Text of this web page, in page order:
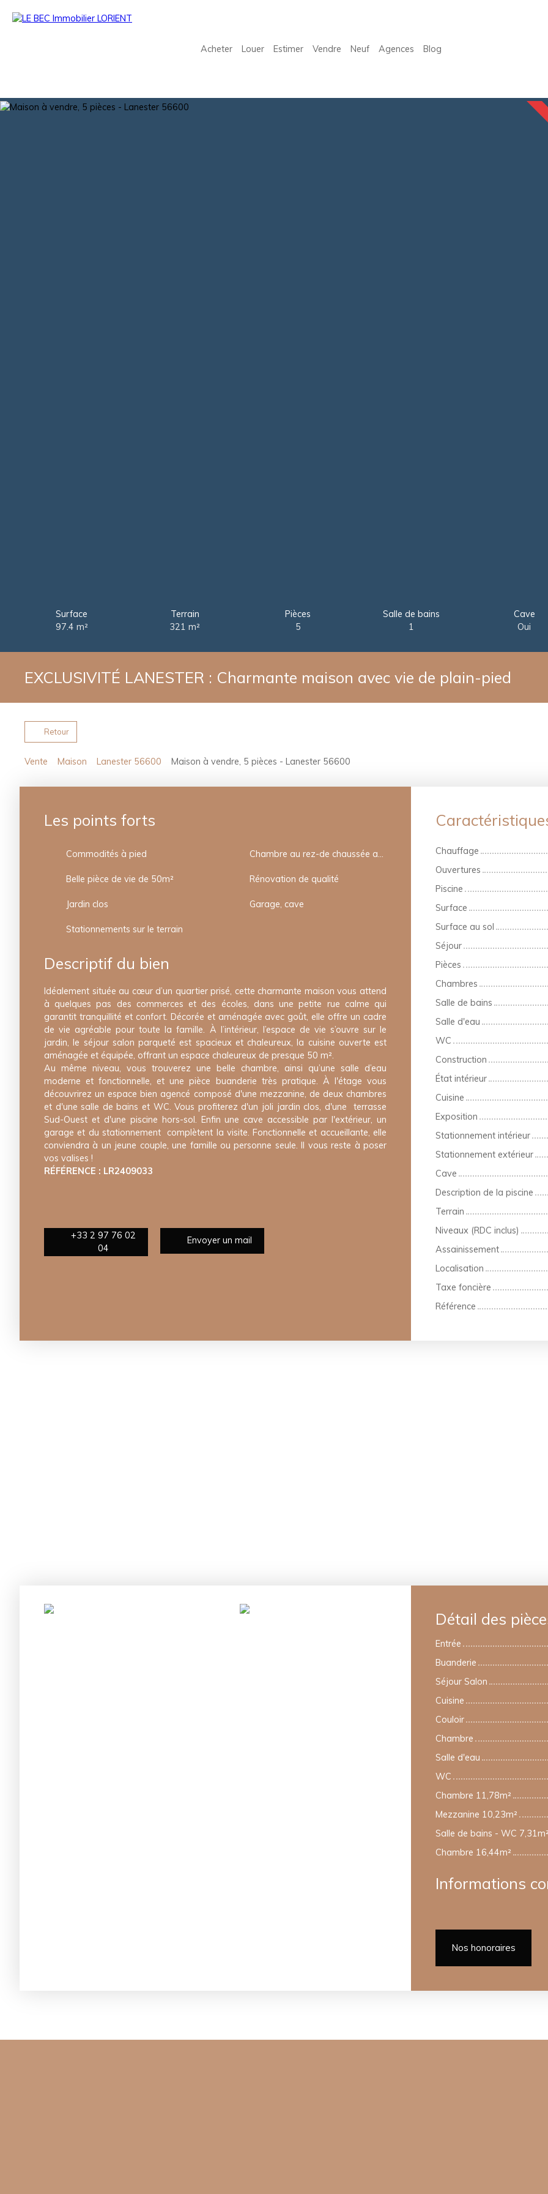
Acheter Louer Estimer Vendre Neuf Agences Blog
Surface
97.4 m²
Terrain
321 m²
Pièces
5
Salle de bains
1
Cave
Oui
EXCLUSIVITÉ LANESTER : Charmante maison avec vie de plain-pied
Retour
Vente Maison Lanester 56600 Maison à vendre, 5 pièces - Lanester 56600
Les points forts
Commodités à pied Chambre au rez-de chaussée avec salle d'eau
Belle pièce de vie de 50m² Rénovation de qualité
Jardin clos Garage, cave
Stationnements sur le terrain
Descriptif du bien
Idéalement située au cœur d’un quartier prisé, cette charmante maison vous attend
à quelques pas des commerces et des écoles, dans une petite rue calme qui
garantit tranquillité et confort. Décorée et aménagée avec goût, elle offre un cadre
de vie agréable pour toute la famille. À l’intérieur, l’espace de vie s’ouvre sur le
jardin, le séjour salon parqueté est spacieux et chaleureux, la cuisine ouverte est
aménagée et équipée, offrant un espace chaleureux de presque 50 m².
Au même niveau, vous trouverez une belle chambre, ainsi qu’une salle d’eau
moderne et fonctionnelle, et une pièce buanderie très pratique. À l'étage vous
découvrirez un espace bien agencé composé d'une mezzanine, de deux chambres
et d'une salle de bains et WC. Vous profiterez d'un joli jardin clos, d'une terrasse
Sud-Ouest et d'une piscine hors-sol. Enfin une cave accessible par l'extérieur, un
garage et du stationnement complètent la visite. Fonctionnelle et accueillante, elle
conviendra à un jeune couple, une famille ou personne seule. Il vous reste à poser
vos valises !
RÉFÉRENCE : LR2409033
+33 2 97 76 02
04
Envoyer un mail
Chauffage
Ouvertures
Piscine
Surface
Surface au sol
Séjour
Pièces
Chambres
Salle de bains
Salle d'eau
WC
Construction
État intérieur
Cuisine
Exposition
Stationnement intérieur
Stationnement extérieur
Cave
Description de la piscine
Terrain
Niveaux (RDC inclus)
Assainissement
Localisation
Taxe foncière
Référence
Détail des
Entrée
Buanderie
Séjour Salon
Cuisine
Couloir
Chambre
Salle d'eau
WC
Chambre 11,78m²
Mezzanine 10,23m²
Salle de bains - WC 7,31m²
Chambre 16,44m²
Informations
Nos honoraires